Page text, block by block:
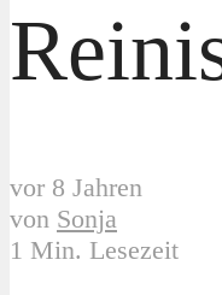
vor 8 Jahren
von Sonja
1 Min. Lesezeit